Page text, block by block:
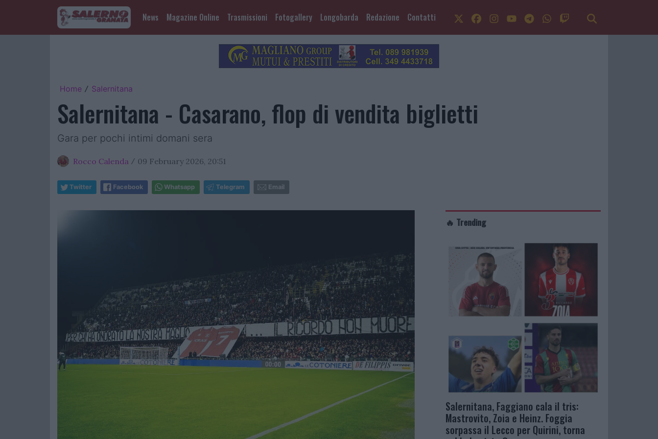
News Magazine Online Trasmissioni Fotogallery Longobarda Redazione Contatti
Home / Salernitana
Salernitana - Casarano, flop di vendita biglietti
Gara per pochi intimi domani sera
Rocco Calenda / 09 February 2026, 20:51
Twitter Facebook Whatsapp Telegram Email
🔥 Trending
Salernitana, Faggiano cala il tris:
Mastrovito, Zoia e Heinz. Foggia
sorpassa il Lecco per Quirini, torna